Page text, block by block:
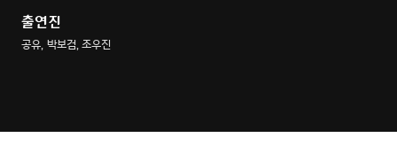
출연진
공유, 박보검, 조우진